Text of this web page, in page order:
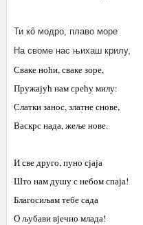
Ти кô модро, плаво море
На своме нас њихаш крилу,
Сваке ноћи, сваке зоре,
Пружајућ нам срећу милу:
Слатки занос, златне снове,
Васкрс нада, жеље нове.
И све друго, пуно сјаја
Што нам душу с небом спаја!
Благосиљам тебе сада
О љубави вјечно млада!